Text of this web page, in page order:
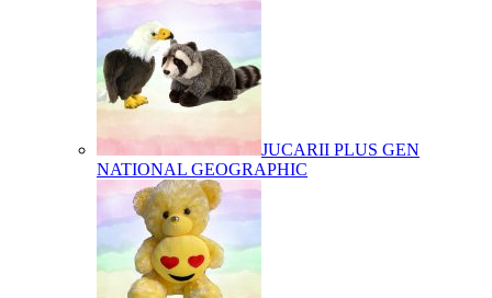
JUCARII PLUS GEN
NATIONAL GEOGRAPHIC